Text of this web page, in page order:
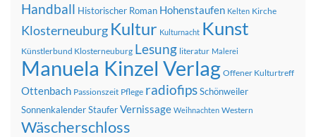
Handball Historischer Roman Hohenstaufen Kelten Kirche
Klosterneuburg Kultur Kulturnacht Kunst
Künstlerbund Klosterneuburg Lesung literatur Malerei
Manuela Kinzel Verlag Offener Kulturtreff
Ottenbach Passionszeit Pflege radiofipsSchönweiler
SonnenkalenderStauferVernissage Weihnachten Western
Wäscherschloss